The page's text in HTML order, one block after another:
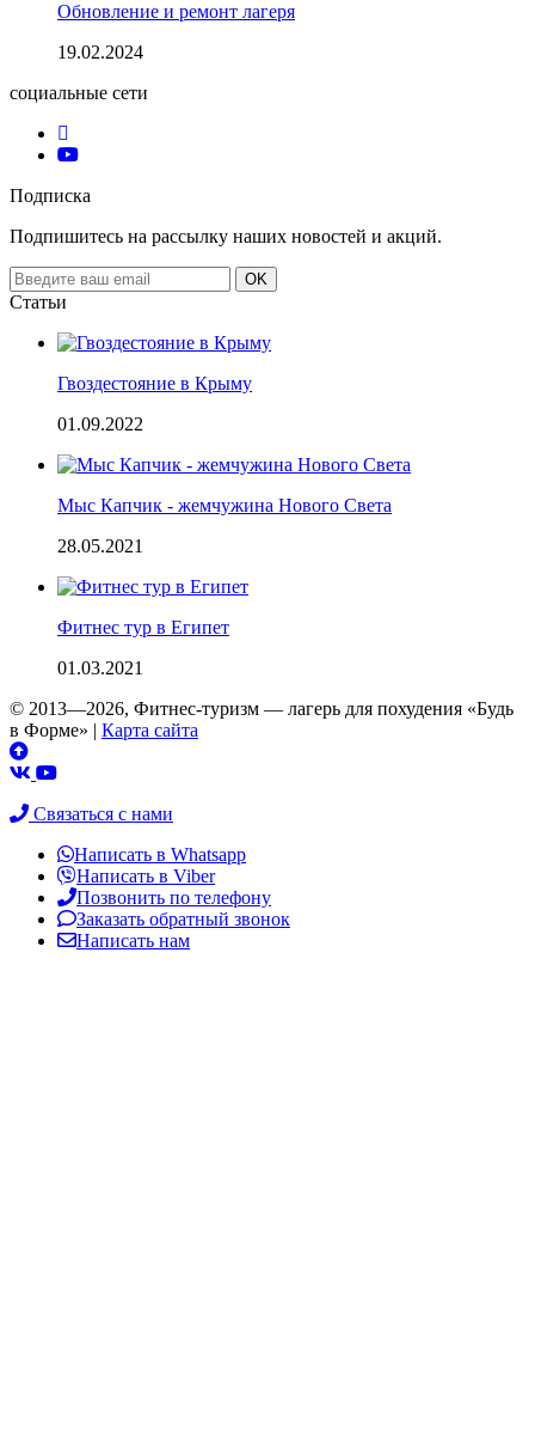
Обновление и ремонт лагеря
19.02.2024
социальные сети
Подписка
Подпишитесь на рассылку наших новостей и акций.
Email
address
OK
Статьи
Гвоздестояние в Крыму
01.09.2022
Мыс Капчик - жемчужина Нового Света
28.05.2021
Фитнес тур в Египет
01.03.2021
© 2013—2026, Фитнес-туризм — лагерь для похудения «Будь
в Форме»
Карта сайта
Связаться с нами
Написать в Whatsapp
Написать в Viber
Позвонить по телефону
Заказать обратный звонок
Написать нам